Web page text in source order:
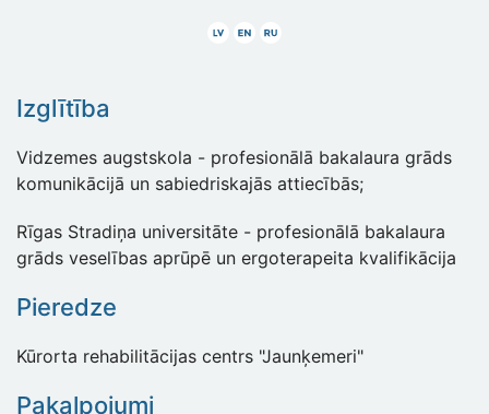
Latviski
AngliskiKrieviski
Izglītība
Vidzemes augstskola - profesionālā bakalaura grāds
komunikācijā un sabiedriskajās attiecībās;
Rīgas Stradiņa universitāte - profesionālā bakalaura
grāds veselības aprūpē un ergoterapeita kvalifikācija
Pieredze
Kūrorta rehabilitācijas centrs "Jaunķemeri"
Pakalpojumi